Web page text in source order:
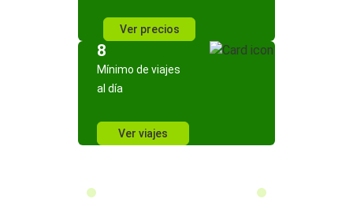
Ver precios
8
Mínimo de viajes
al día
Ver viajes